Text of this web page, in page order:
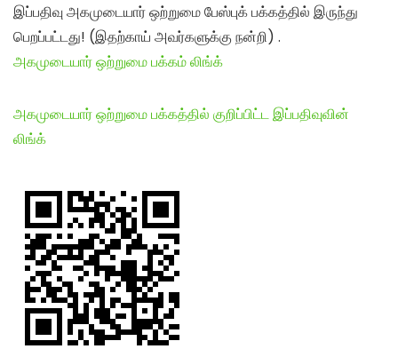
இப்பதிவு அகமுடையார் ஒற்றுமை பேஸ்புக் பக்கத்தில் இருந்து
பெறப்பட்டது! (இதற்காய் அவர்களுக்கு நன்றி) .
அகமுடையார் ஒற்றுமை பக்கம் லிங்க்
அகமுடையார் ஒற்றுமை பக்கத்தில் குறிப்பிட்ட இப்பதிவுவின்
லிங்க்